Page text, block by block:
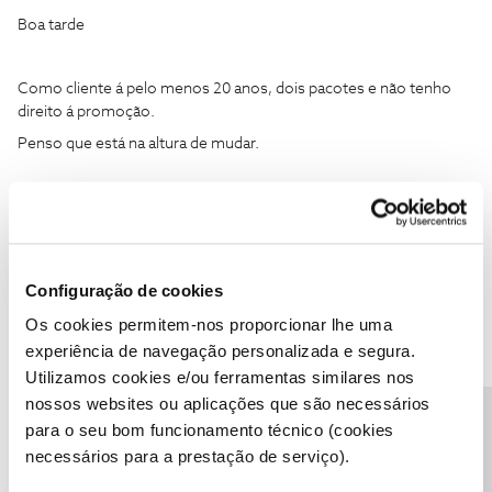
Configuração de cookies
Os cookies permitem-nos proporcionar lhe uma
experiência de navegação personalizada e segura.
Utilizamos cookies e/ou ferramentas similares nos
nossos websites ou aplicações que são necessários
para o seu bom funcionamento técnico (cookies
necessários para a prestação de serviço).
Boa tarde
Como cliente á pelo menos 20 anos, dois pacotes e não tenho
direito á promoção.
Penso que está na altura de mudar.
João H. Forum|Forum|1 month ago
Boa tarde ​@Sandra Guerreiro2025,